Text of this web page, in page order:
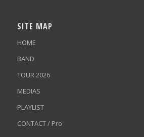
SITE MAP
HOME
BAND
TOUR 2026
MEDIAS
PLAYLIST
CONTACT / Pro